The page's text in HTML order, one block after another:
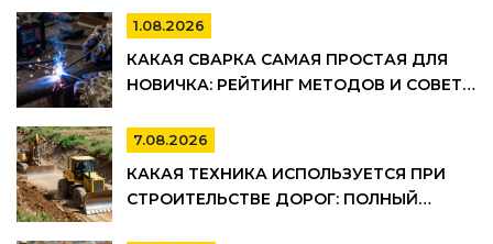
1.08.2026
КАКАЯ СВАРКА САМАЯ ПРОСТАЯ ДЛЯ
НОВИЧКА: РЕЙТИНГ МЕТОДОВ И СОВЕТЫ
7.08.2026
КАКАЯ ТЕХНИКА ИСПОЛЬЗУЕТСЯ ПРИ
СТРОИТЕЛЬСТВЕ ДОРОГ: ПОЛНЫЙ